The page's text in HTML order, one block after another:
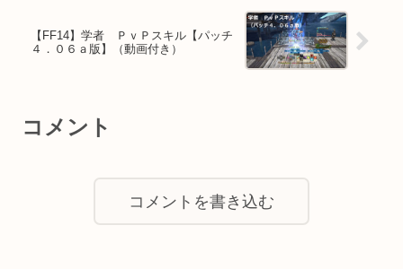
【FF14】学者 ＰｖＰスキル【パッチ
４．０６ａ版】（動画付き）
コメント
コメントを書き込む